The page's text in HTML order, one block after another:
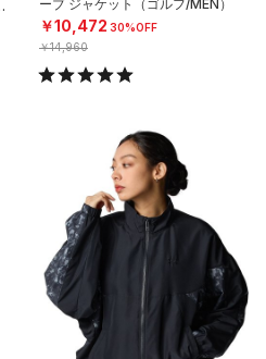
ーブ ジャケット（ゴルフ/MEN）
￥10,472 30%OFF
￥14,960